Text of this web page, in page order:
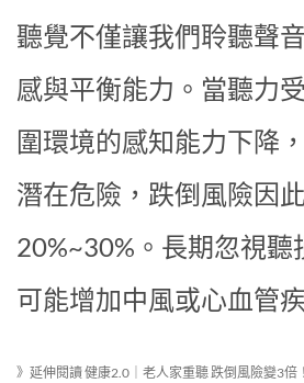
聽覺不僅讓我們聆聽聲
感與平衡能力。當聽力
圍環境的感知能力下降
潛在危險，跌倒風險因
20%~30%。長期忽視聽
可能增加中風或心血管
》延伸閱讀 健康2.0｜老人家重聽 跌倒風險變3倍！